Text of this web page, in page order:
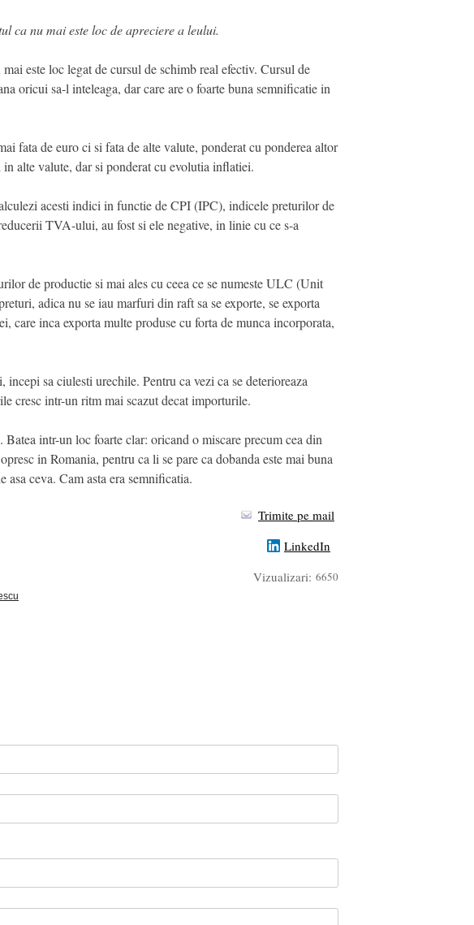
ca nu mai este loc de apreciere a leului.
este loc legat de cursul de schimb real efectiv. Cursul de
oricui sa-l inteleaga, dar care are o foarte buna semnificatie in
fata de euro ci si fata de alte valute, ponderat cu ponderea altor
alte valute, dar si ponderat cu evolutia inflatiei.
acesti indici in functie de CPI (IPC), indicele preturilor de
TVA-ului, au fost si ele negative, in linie cu ce s-a
de productie si mai ales cu ceea ce se numeste ULC (Unit
adica nu se iau marfuri din raft sa se exporte, se exporta
care inca exporta multe produse cu forta de munca incorporata,
sa ciulesti urechile. Pentru ca vezi ca se deterioreaza
cresc intr-un ritm mai scazut decat importurile.
intr-un loc foarte clar: oricand o miscare precum cea din
in Romania, pentru ca li se pare ca dobanda este mai buna
ceva. Cam asta era semnificatia.
Trimite pe mail
LinkedIn
Vizualizari: 6650